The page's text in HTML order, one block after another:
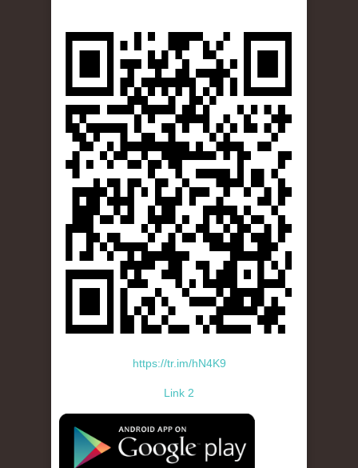
https://tr.im/hN4K9
Link 2
standard-icon-googleplay-app-store.png